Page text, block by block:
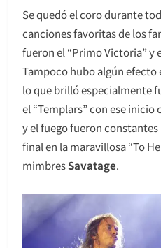
Se quedó el coro durante
canciones favoritas de los
fueron el “Primo Victoria” y
Tampoco hubo algún
lo que brilló especialmente
el “Templars” con ese inicio
y el fuego fueron
final en la maravillosa “To
mimbresSavatage.